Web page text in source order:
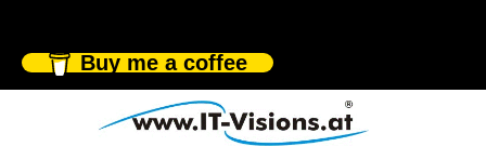
Buy me a coffee